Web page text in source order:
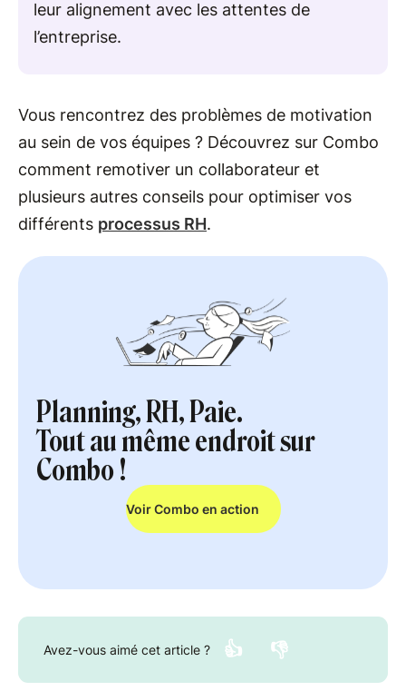
leur alignement avec les attentes de
l’entreprise.
Vous rencontrez des problèmes de motivation
au sein de vos équipes ? Découvrez sur Combo
comment remotiver un collaborateur et
plusieurs autres conseils pour optimiser vos
différents processus RH.
Planning, RH, Paie.
Tout au même endroit sur
Combo !
Voir Combo en action
Avez-vous aimé cet article ? 👍 👎